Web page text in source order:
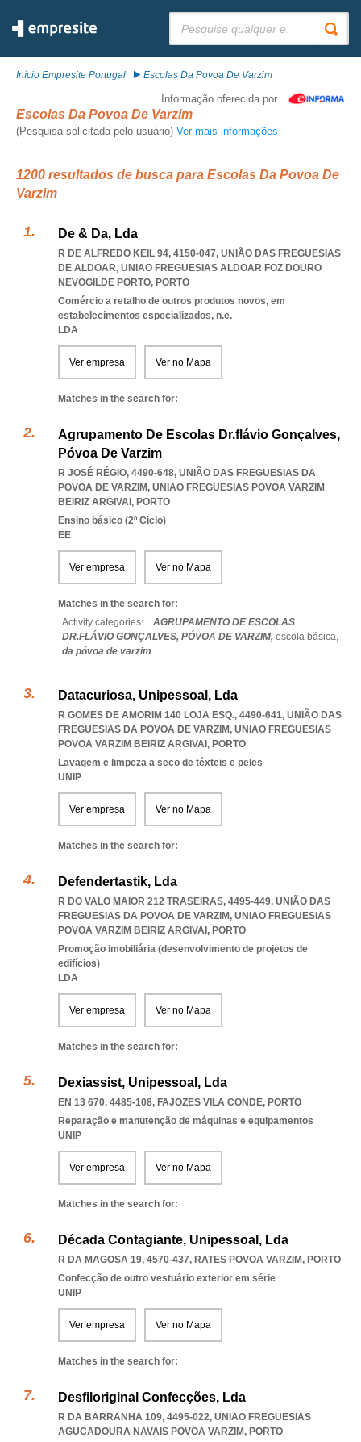
Início Empresite Portugal Escolas Da Povoa De Varzim
Informação oferecida por
Escolas Da Povoa De Varzim
(Pesquisa solicitada pelo usuário) Ver mais informações
1200 resultados de busca para Escolas Da Povoa De
Varzim
De & Da, Lda
R DE ALFREDO KEIL 94, 4150-047, UNIÃO DAS FREGUESIAS
DE ALDOAR, UNIAO FREGUESIAS ALDOAR FOZ DOURO
NEVOGILDE PORTO, PORTO
Comércio a retalho de outros produtos novos, em
estabelecimentos especializados, n.e.
LDA
Ver empresa Ver no Mapa
Matches in the search for:
Agrupamento De Escolas Dr.flávio Gonçalves,
Póvoa De Varzim
R JOSÉ RÉGIO, 4490-648, UNIÃO DAS FREGUESIAS DA
POVOA DE VARZIM, UNIAO FREGUESIAS POVOA VARZIM
BEIRIZ ARGIVAI , PORTO
Ensino básico (2º Ciclo)
EE
Ver empresa Ver no Mapa
Matches in the search for:
Activity categories: ...AGRUPAMENTO DE ESCOLAS
DR.FLÁVIO GONÇALVES, PÓVOA DE VARZIM, escola básica,
da póvoa de varzim...
Datacuriosa, Unipessoal, Lda
R GOMES DE AMORIM 140 LOJA ESQ., 4490-641, UNIÃO DAS
FREGUESIAS DA POVOA DE VARZIM, UNIAO FREGUESIAS
POVOA VARZIM BEIRIZ ARGIVAI , PORTO
Lavagem e limpeza a seco de têxteis e peles
UNIP
Ver empresa Ver no Mapa
Matches in the search for:
Defendertastik, Lda
R DO VALO MAIOR 212 TRASEIRAS, 4495-449, UNIÃO DAS
FREGUESIAS DA POVOA DE VARZIM, UNIAO FREGUESIAS
POVOA VARZIM BEIRIZ ARGIVAI , PORTO
Promoção imobiliária (desenvolvimento de projetos de
edifícios)
LDA
Ver empresa Ver no Mapa
Matches in the search for:
Dexiassist, Unipessoal, Lda
EN 13 670, 4485-108, FAJOZES VILA CONDE, PORTO
Reparação e manutenção de máquinas e equipamentos
UNIP
Ver empresa Ver no Mapa
Matches in the search for:
Década Contagiante, Unipessoal, Lda
R DA MAGOSA 19, 4570-437, RATES POVOA VARZIM, PORTO
Confecção de outro vestuário exterior em série
UNIP
Ver empresa Ver no Mapa
Matches in the search for:
Desfiloriginal Confecções, Lda
R DA BARRANHA 109, 4495-022, UNIAO FREGUESIAS
AGUCADOURA NAVAIS POVOA VARZIM, PORTO